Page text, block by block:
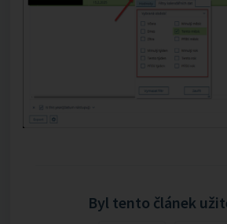
Byl tento článek